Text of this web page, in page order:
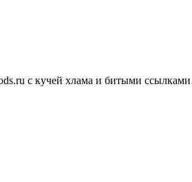
с кучей хлама и битыми